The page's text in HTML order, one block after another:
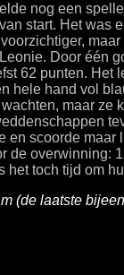
nog een
start. Het was
Door één
62 punten. Het
hele hand vol
maar ze
scoorde maar
de overwinning:
toch tijd om
(de laatste